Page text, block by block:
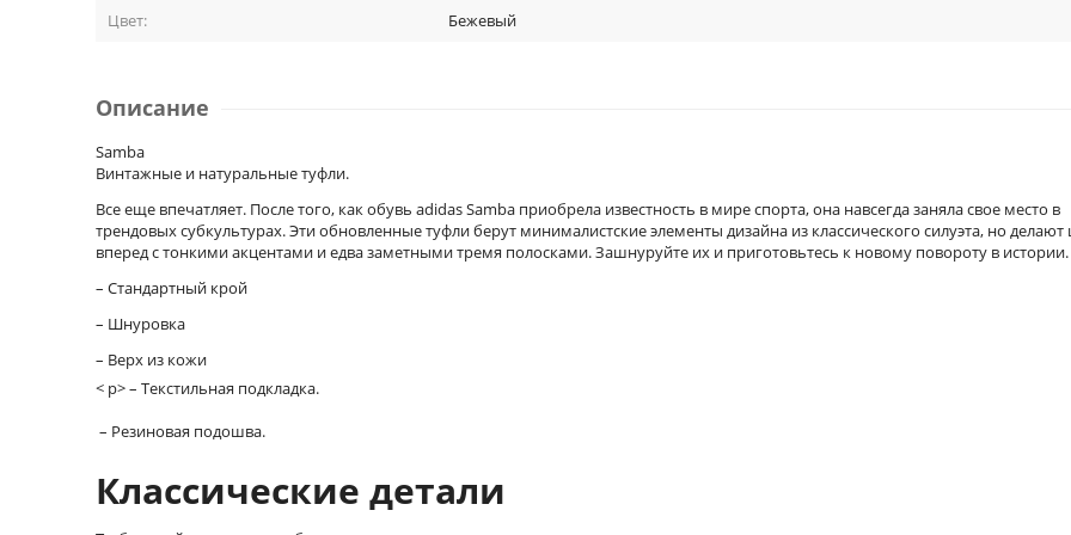
Цвет: Бежевый
Описание
Samba
Винтажные и натуральные туфли.
Все еще впечатляет. После того, как обувь adidas Samba приобрела известность в мире спорта, она навсегда заняла свое место в
трендовых субкультурах. Эти обновленные туфли берут минималистские элементы дизайна из классического силуэта, но делают
вперед с тонкими акцентами и едва заметными тремя полосками. Зашнуруйте их и приготовьтесь к новому повороту в истории.
– Стандартный крой
– Шнуровка
– Верх из кожи
< p> – Текстильная подкладка.
– Резиновая подошва.
Классические детали